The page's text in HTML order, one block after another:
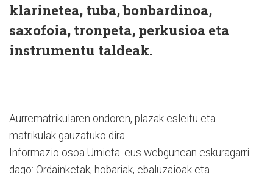
klarinetea, tuba, bonbardinoa,
saxofoia, tronpeta, perkusioa eta
instrumentu taldeak.
Aurrematrikularen ondoren, plazak esleitu eta
matrikulak gauzatuko dira.
Informazio osoa Urnieta. eus webgunean eskuragarri
dago: Ordainketak, hobariak, ebaluzaioak eta